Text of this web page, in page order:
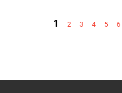
1 2 3 4 5 6